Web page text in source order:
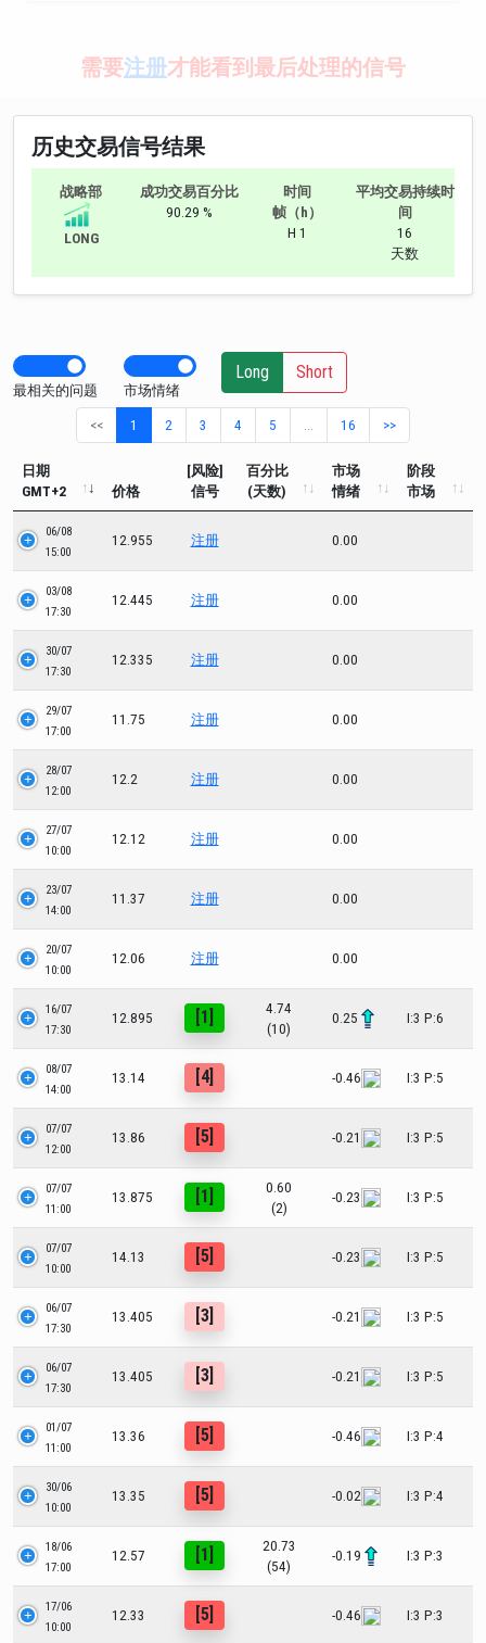
需要注册才能看到最后处理的信号
历史交易信号结果
战略部
LONG
成功交易百分比
90.29 %
时间
帧（h）
H 1
平均交易持续时
间
16
天数
最相关的问题 市场情绪
Long Short
<< 1 2 3 4 5 16 >>
日期
GMT+2
价格
[风险]
信号
百分比
(天数)
市场
情绪
阶段
市场
06/08
15:00
12.955 注册 0.00
03/08
17:30
12.445 注册 0.00
30/07
17:30
12.335 注册 0.00
29/07
17:00
11.75 注册 0.00
28/07
12:00
12.2 注册 0.00
27/07
10:00
12.12 注册 0.00
23/07
14:00
11.37 注册 0.00
20/07
10:00
12.06 注册 0.00
16/07
17:30
12.895 [1]
4.74
(10)
0.25 I:3 P:6
08/07
14:00
13.14 [4] -0.46 I:3 P:5
07/07
12:00
13.86 [5] -0.21 I:3 P:5
07/07
11:00
13.875 [1]
0.60
(2)
-0.23 I:3 P:5
07/07
10:00
14.13 [5] -0.23 I:3 P:5
06/07
17:30
13.405 [3] -0.21 I:3 P:5
06/07
17:30
13.405 [3] -0.21 I:3 P:5
01/07
11:00
13.36 [5] -0.46 I:3 P:4
30/06
10:00
13.35 [5] -0.02 I:3 P:4
18/06
17:00
12.57 [1]
20.73
(54)
-0.19 I:3 P:3
17/06
10:00
12.33 [5] -0.46 I:3 P:3